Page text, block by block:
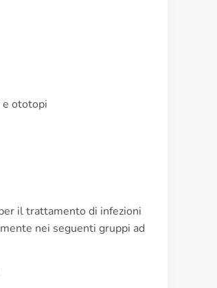
e ototopi
il trattamento di infezioni
nei seguenti gruppi ad